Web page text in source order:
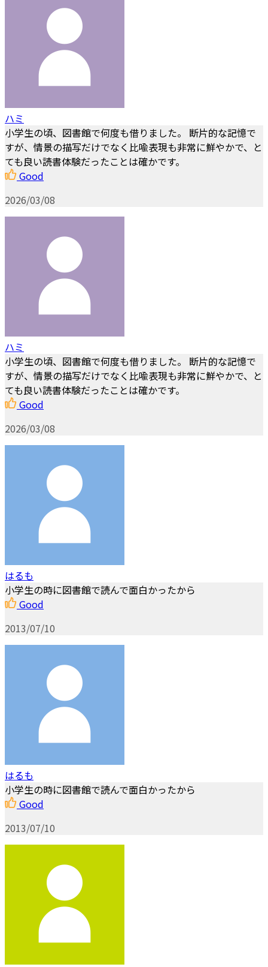
ハミ
小学生の頃、図書館で何度も借りました。 断片的な記憶で
すが、情景の描写だけでなく比喩表現も非常に鮮やかで、と
ても良い読書体験だったことは確かです。
Good
2026/03/08
ハミ
小学生の頃、図書館で何度も借りました。 断片的な記憶で
すが、情景の描写だけでなく比喩表現も非常に鮮やかで、と
ても良い読書体験だったことは確かです。
Good
2026/03/08
はるも
小学生の時に図書館で読んで面白かったから
Good
2013/07/10
はるも
小学生の時に図書館で読んで面白かったから
Good
2013/07/10